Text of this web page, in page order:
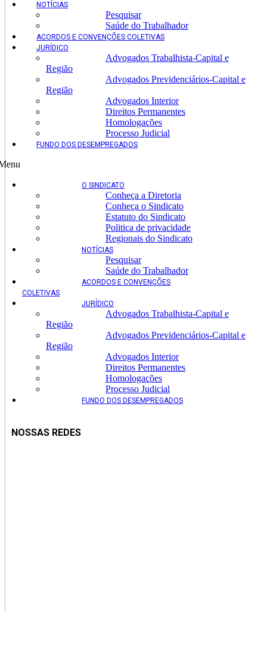
NOTÍCIAS
Pesquisar
Saúde do Trabalhador
ACORDOS E CONVENÇÕES COLETIVAS
JURÍDICO
Advogados Trabalhista-Capital e
Região
Advogados Previdenciários-Capital e
Região
Advogados Interior
Direitos Permanentes
Homologações
Processo Judicial
FUNDO DOS DESEMPREGADOS
O SINDICATO
Conheça a Diretoria
Conheça o Sindicato
Estatuto do Sindicato
Politica de privacidade
Regionais do Sindicato
NOTÍCIAS
Pesquisar
Saúde do Trabalhador
ACORDOS E CONVENÇÕES
COLETIVAS
JURÍDICO
Advogados Trabalhista-Capital e
Região
Advogados Previdenciários-Capital e
Região
Advogados Interior
Direitos Permanentes
Homologações
Processo Judicial
FUNDO DOS DESEMPREGADOS
NOSSAS REDES